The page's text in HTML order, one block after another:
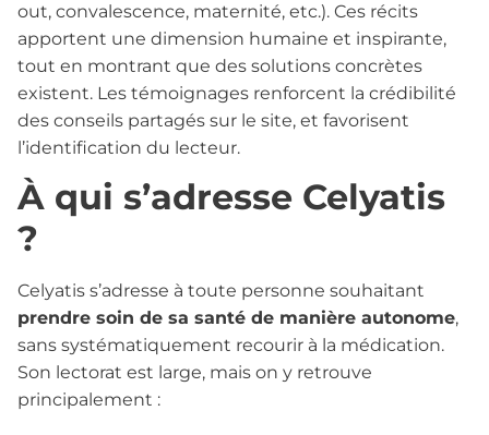
out, convalescence, maternité, etc.). Ces récits
apportent une dimension humaine et inspirante,
tout en montrant que des solutions concrètes
existent. Les témoignages renforcent la crédibilité
des conseils partagés sur le site, et favorisent
l’identification du lecteur.
À qui s’adresse Celyatis
?
Celyatis s’adresse à toute personne souhaitant
prendre soin de sa santé de manière autonome,
sans systématiquement recourir à la médication.
Son lectorat est large, mais on y retrouve
principalement :